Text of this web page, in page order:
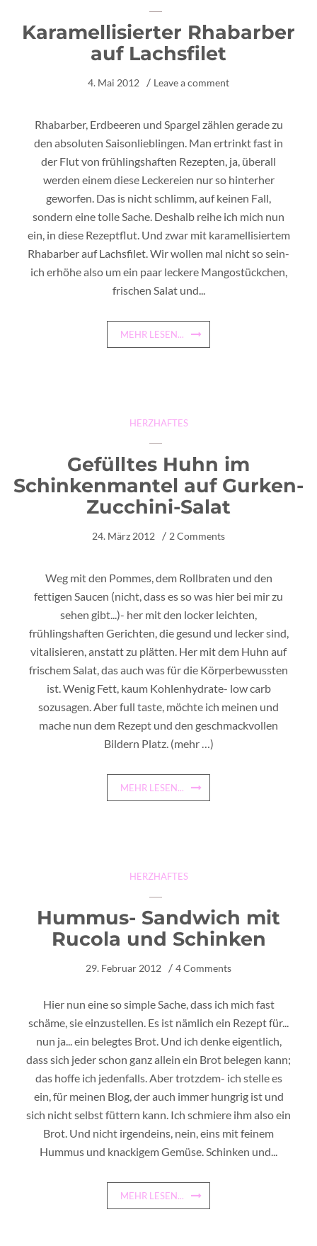
Karamellisierter Rhabarber
auf Lachsfilet
4. Mai 2012 Leave a comment
Rhabarber, Erdbeeren und Spargel zählen gerade zu
den absoluten Saisonlieblingen. Man ertrinkt fast in
der Flut von frühlingshaften Rezepten, ja, überall
werden einem diese Leckereien nur so hinterher
geworfen. Das is nicht schlimm, auf keinen Fall,
sondern eine tolle Sache. Deshalb reihe ich mich nun
ein, in diese Rezeptflut. Und zwar mit karamellisiertem
Rhabarber auf Lachsfilet. Wir wollen mal nicht so sein-
ich erhöhe also um ein paar leckere Mangostückchen,
frischen Salat und...
MEHR LESEN...
HERZHAFTES
Gefülltes Huhn im
Schinkenmantel auf Gurken-
Zucchini-Salat
24. März 2012 2 Comments
Weg mit den Pommes, dem Rollbraten und den
fettigen Saucen (nicht, dass es so was hier bei mir zu
sehen gibt...)- her mit den locker leichten,
frühlingshaften Gerichten, die gesund und lecker sind,
vitalisieren, anstatt zu plätten. Her mit dem Huhn auf
frischem Salat, das auch was für die Körperbewussten
ist. Wenig Fett, kaum Kohlenhydrate- low carb
sozusagen. Aber full taste, möchte ich meinen und
mache nun dem Rezept und den geschmackvollen
Bildern Platz. (mehr …)
MEHR LESEN...
HERZHAFTES
Hummus- Sandwich mit
Rucola und Schinken
29. Februar 2012 4 Comments
Hier nun eine so simple Sache, dass ich mich fast
schäme, sie einzustellen. Es ist nämlich ein Rezept für...
nun ja... ein belegtes Brot. Und ich denke eigentlich,
dass sich jeder schon ganz allein ein Brot belegen kann;
das hoffe ich jedenfalls. Aber trotzdem- ich stelle es
ein, für meinen Blog, der auch immer hungrig ist und
sich nicht selbst füttern kann. Ich schmiere ihm also ein
Brot. Und nicht irgendeins, nein, eins mit feinem
Hummus und knackigem Gemüse. Schinken und...
MEHR LESEN...